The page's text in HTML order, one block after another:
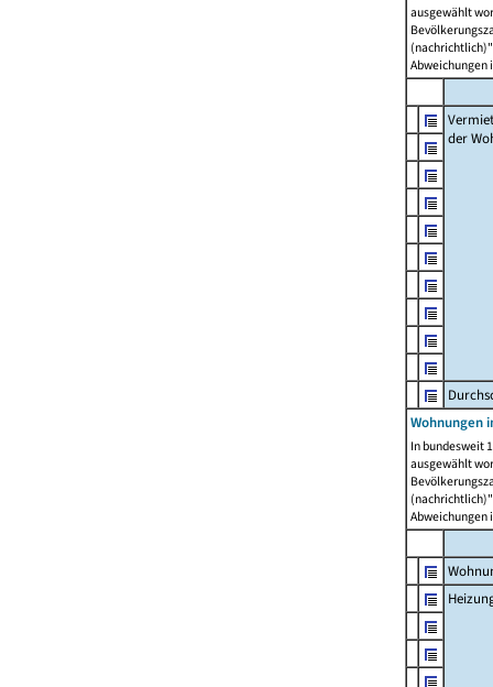
ausgewählt
Abweichungen
der
Wohnungen
In bundesweit
ausgewählt
Abweichungen